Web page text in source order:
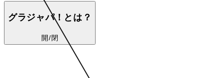
グラジャパ！とは？
開/閉